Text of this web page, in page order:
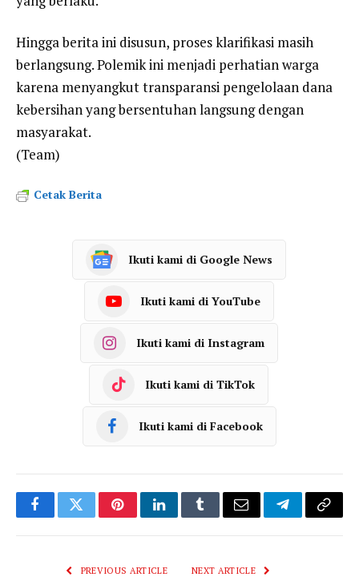
Hingga berita ini disusun, proses klarifikasi masih
berlangsung. Polemik ini menjadi perhatian warga
karena menyangkut transparansi pengelolaan dana
kebersihan yang bersentuhan langsung dengan
masyarakat.
(Team)
Cetak Berita
Ikuti kami di Google News
Ikuti kami di YouTube
Ikuti kami di Instagram
Ikuti kami di TikTok
Ikuti kami di Facebook
FacebookTwitterPinterestLinkedInTumblrEmail TelegramCopy
PREVIOUS ARTICLE NEXT ARTICLE